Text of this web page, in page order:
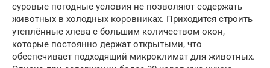
суровые погодные условия не позволяют содержать
животных в холодных коровниках. Приходится строить
утеплённые хлева с большим количеством окон,
которые постоянно держат открытыми, что
обеспечивает подходящий микроклимат для животных.